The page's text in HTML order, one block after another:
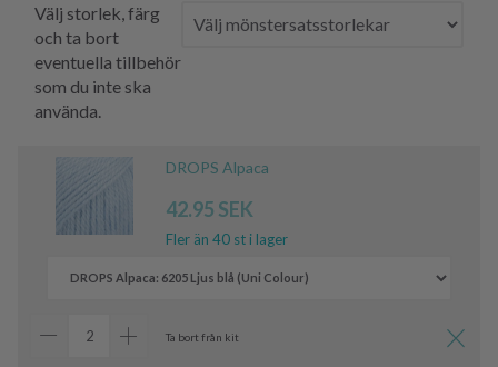
Välj storlek, färg
och ta bort
eventuella tillbehör
som du inte ska
använda.
DROPS Alpaca
42.95 SEK
Fler än 40 st i lager
Ta bort från kit